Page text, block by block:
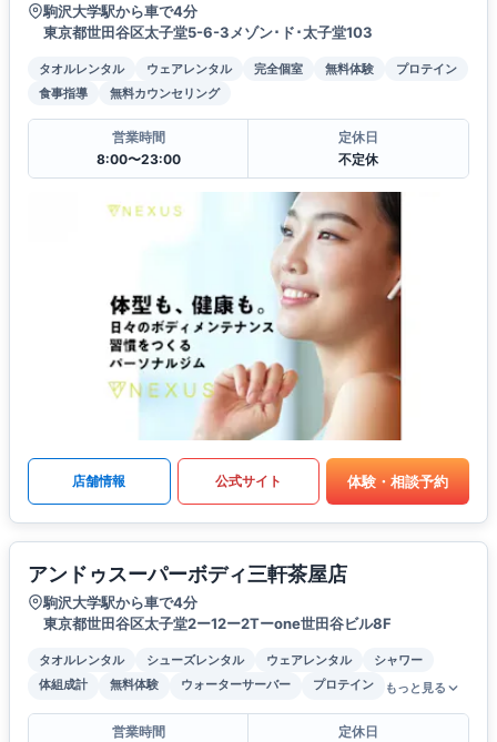
駒沢大学駅から車で4分
東京都世田谷区太子堂5-6-3メゾン･ド･太子堂103
タオルレンタル ウェアレンタル 完全個室 無料体験
プロテイン
食事指導
無料カウンセリング
営業時間
8:00〜23:00
定休日
不定休
店舗情報 公式サイト 体験・相談予約
アンドゥスーパーボディ三軒茶屋店
駒沢大学駅から車で4分
東京都世田谷区太子堂2ー12ー2Tーone世田谷ビル8F
タオルレンタル シューズレンタル ウェアレンタル
シャワー
体組成計
無料体験 ウォーターサーバー プロテイン もっと見る
営業時間
定休日